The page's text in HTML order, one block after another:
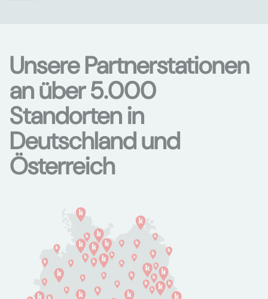
Unsere Partnerstationen
an über 5.000
Standorten in
Deutschland und
Österreich